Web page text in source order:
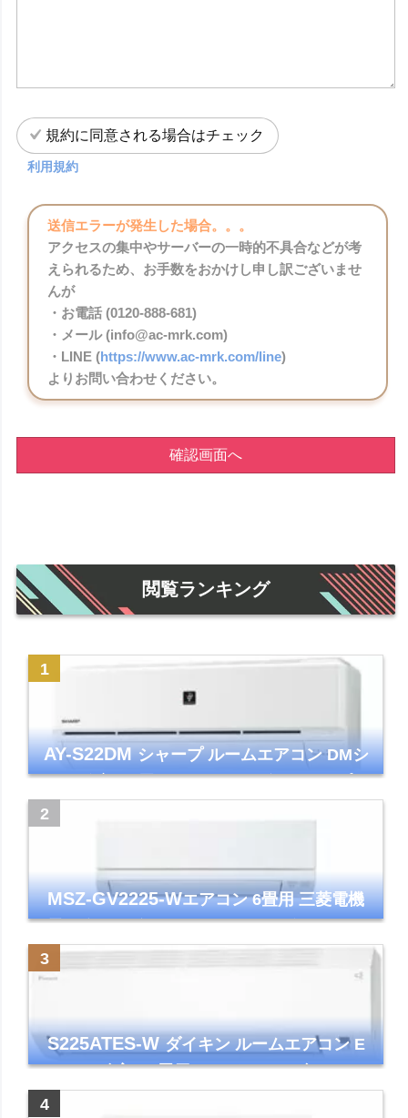
規約に同意される場合はチェック
利用規約
送信エラーが発生した場合。。。
アクセスの集中やサーバーの一時的不具合などが考
えられるため、お手数をおかけし申し訳ございませ
んが
・お電話 (0120-888-681)
・メール (info@ac-mrk.com)
・LINE (https://www.ac-mrk.com/line)
よりお問い合わせください。
確認画面へ
閲覧ランキング
AY-S22DMシャープ ルームエアコン DMシ
リーズ 主に6畳 ホワイト 2024年モデル プラ
MSZ-GV2225-Wエアコン 6畳用 三菱電機
霧ヶ峰 2025年モデル GVシリーズ ピュアホ
ワイト 清潔 除湿 単相100V
S225ATES-Wダイキン ルームエアコン E
シリーズ 主に6畳用 ホワイト 2025年モデル